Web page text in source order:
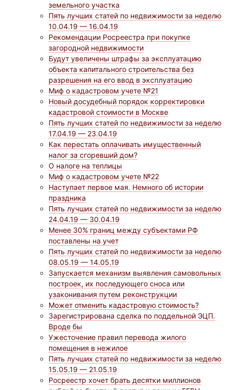
земельного участка
Пять лучших статей по недвижимости за неделю
10.04.19 — 16.04.19
Рекомендации Росреестра при покупке
загородной недвижимости
Будут увеличены штрафы за эксплуатацию
объекта капитального строительства без
разрешения на его ввод в эксплуатацию
Миф о кадастровом учете №21
Новый досудебный порядок корректировки
кадастровой стоимости в Москве
Пять лучших статей по недвижимости за неделю
17.04.19 — 23.04.19
Как перестать оплачивать имущественный
налог за сгоревший дом?
О налоге на теплицы
Миф о кадастровом учете №22
Наступает первое мая. Немного об истории
праздника
Пять лучших статей по недвижимости за неделю
24.04.19 — 30.04.19
Менее 30% границ между субъектами РФ
поставлены на учет
Пять лучших статей по недвижимости за неделю
08.05.19 — 14.05.19
Запускается механизм выявления самовольных
построек, их последующего сноса или
узаконивания путем реконструкции
Может отменить кадастровую стоимость?
Зарегистрирована сделка по поддельной ЭЦП.
Вроде бы
Ужесточение правил перевода жилого
помещения в нежилое
Пять лучших статей по недвижимости за неделю
15.05.19 — 21.05.19
Росреестр хочет брать десятки миллионов